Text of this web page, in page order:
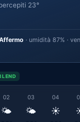
23°
· umidità 87% ·
02
🌤️
03
🌤️
04
☀️